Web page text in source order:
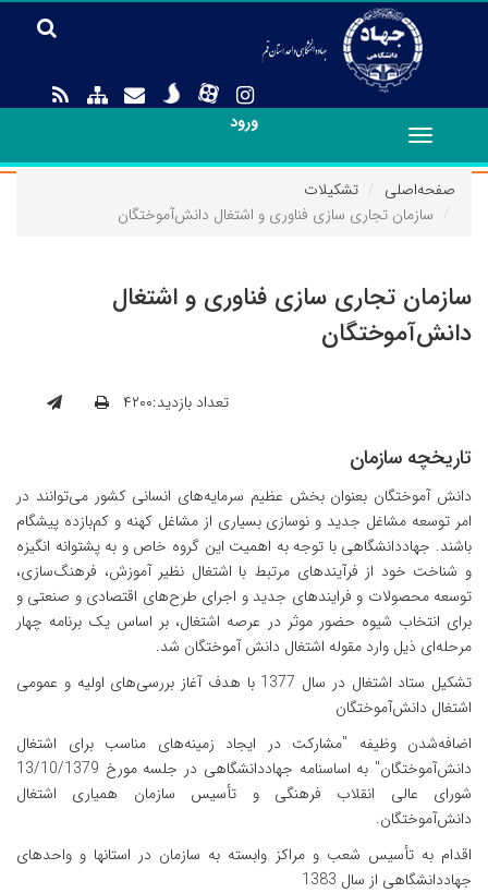
ورود
Toggle
navigation
صفحه‌اصلی
تشکیلات
سازمان تجاری سازی فناوری و اشتغال دانش‌آموختگان
سازمان تجاری سازی فناوری و اشتغال
دانش‌آموختگان
تعداد بازدید:۴۲۰۰
تاریخچه سازمان
دانش آموختگان بعنوان بخش عظیم سرمایه‌های انسانی کشور می‌توانند در
امر توسعه مشاغل جدید و نوسازی بسیاری از مشاغل کهنه و کم‌بازده پیشگام
باشند. جهاددانشگاهی با توجه به اهمیت این گروه خاص و به پشتوانه انگیزه
و شناخت خود از فرآیندهای مرتبط با اشتغال نظیر آموزش، فرهنگ‌سازی،
توسعه محصولات و فرایندهای جدید و اجرای طرح‌های اقتصادی و صنعتی و
برای انتخاب شیوه حضور موثر در عرصه اشتغال، بر اساس یک برنامه چهار
مرحله‌ای ذیل وارد مقوله اشتغال دانش آموختگان شد.
تشکیل ستاد اشتغال در سال 1377 با هدف آغاز بررسی‌های اولیه و عمومی
اشتغال دانش‌آموختگان
اضافه‌شدن وظیفه "مشارکت در ایجاد زمینه‌های مناسب برای اشتغال
دانش‌آموختگان" به اساسنامه جهاددانشگاهی در جلسه مورخ 13/10/1379
شورای عالی انقلاب فرهنگی و تأسیس سازمان همیاری اشتغال
دانش‌آموختگان.
اقدام به تأسیس شعب و مراکز وابسته به سازمان در استانها و واحدهای
جهاددانشگاهی از سال 1383